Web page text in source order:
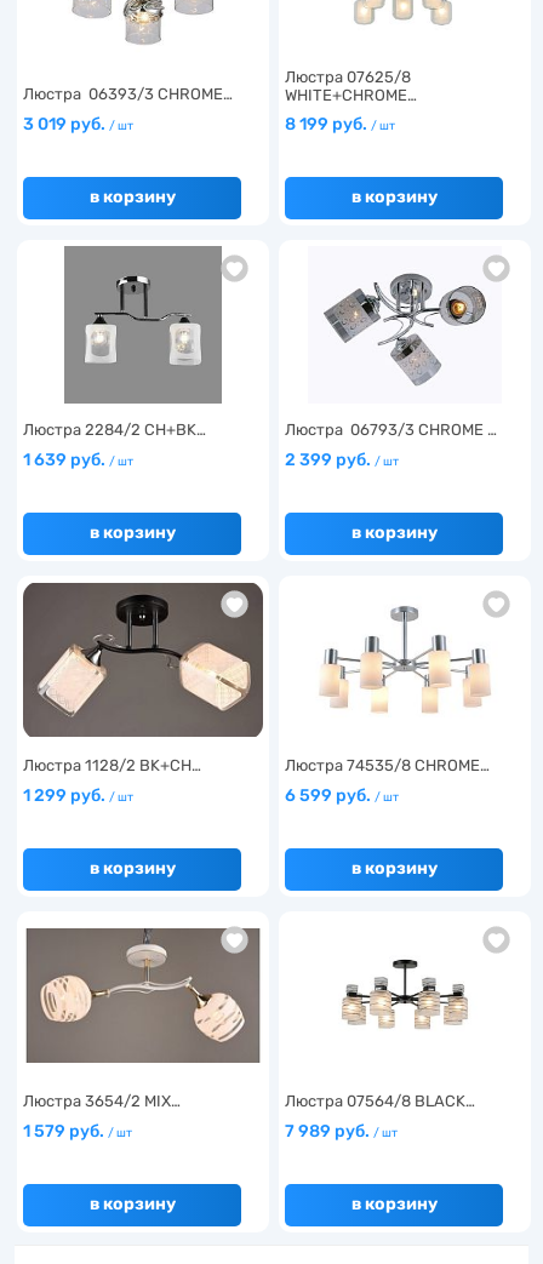
Люстра 06393/3 CHROME…
3 019 руб. / шт
в корзину
Люстра 07625/8
WHITE+CHROME…
8 199 руб. / шт
в корзину
Люстра 2284/2 CH+BK…
1 639 руб. / шт
в корзину
Люстра 06793/3 CHROME …
2 399 руб. / шт
в корзину
Люстра 1128/2 BK+CH…
1 299 руб. / шт
в корзину
Люстра 74535/8 CHROME…
6 599 руб. / шт
в корзину
Люстра 3654/2 MIX…
1 579 руб. / шт
в корзину
Люстра 07564/8 BLACK…
7 989 руб. / шт
в корзину